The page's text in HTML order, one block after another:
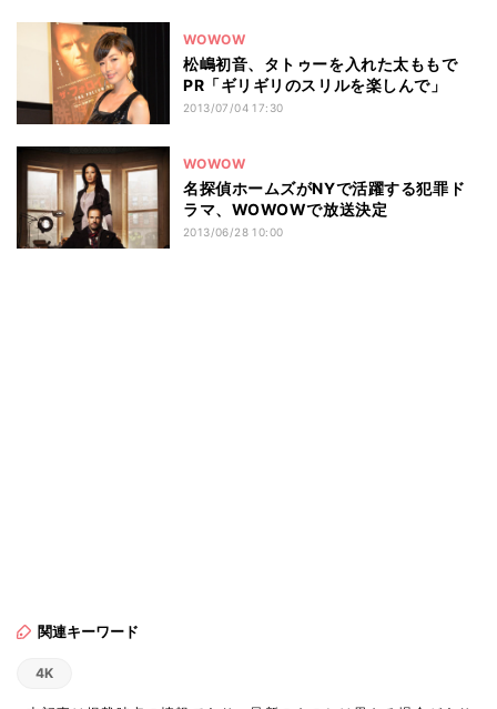
WOWOW
松嶋初音、タトゥーを入れた太ももで
PR「ギリギリのスリルを楽しんで」
2013/07/04 17:30
WOWOW
名探偵ホームズがNYで活躍する犯罪ド
ラマ、WOWOWで放送決定
2013/06/28 10:00
関連キーワード
4K